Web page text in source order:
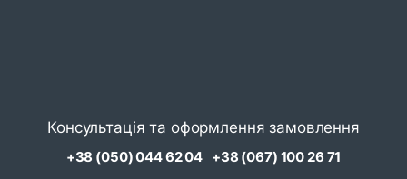
Консультація та оформлення замовлення
+38 (050) 044 62 04 +38 (067) 100 26 71